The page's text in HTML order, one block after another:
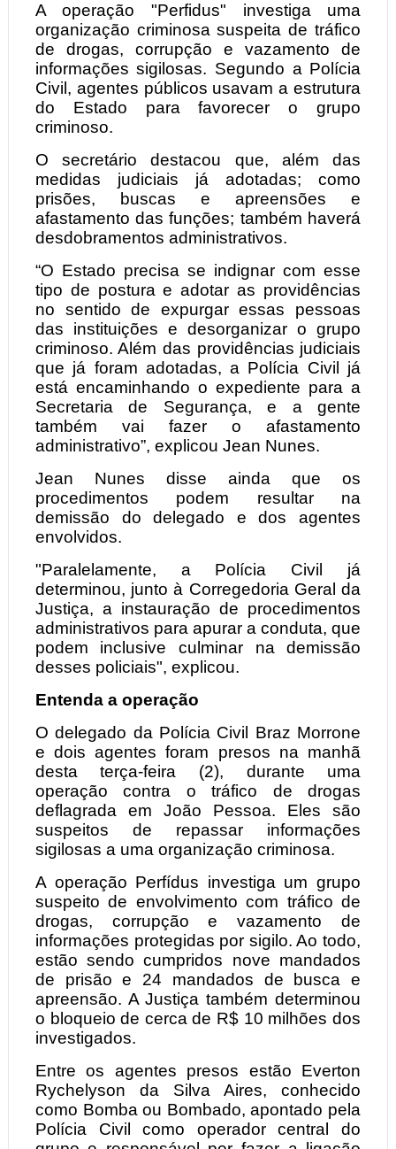
A operação "Perfidus" investiga uma
organização criminosa suspeita de tráfico
de drogas, corrupção e vazamento de
informações sigilosas. Segundo a Polícia
Civil, agentes públicos usavam a estrutura
do Estado para favorecer o grupo
criminoso.
O secretário destacou que, além das
medidas judiciais já adotadas; como
prisões, buscas e apreensões e
afastamento das funções; também haverá
desdobramentos administrativos.
“O Estado precisa se indignar com esse
tipo de postura e adotar as providências
no sentido de expurgar essas pessoas
das instituições e desorganizar o grupo
criminoso. Além das providências judiciais
que já foram adotadas, a Polícia Civil já
está encaminhando o expediente para a
Secretaria de Segurança, e a gente
também vai fazer o afastamento
administrativo”, explicou Jean Nunes.
Jean Nunes disse ainda que os
procedimentos podem resultar na
demissão do delegado e dos agentes
envolvidos.
"Paralelamente, a Polícia Civil já
determinou, junto à Corregedoria Geral da
Justiça, a instauração de procedimentos
administrativos para apurar a conduta, que
podem inclusive culminar na demissão
desses policiais", explicou.
Entenda a operação
O delegado da Polícia Civil Braz Morrone
e dois agentes foram presos na manhã
desta terça-feira (2), durante uma
operação contra o tráfico de drogas
deflagrada em João Pessoa. Eles são
suspeitos de repassar informações
sigilosas a uma organização criminosa.
A operação Perfídus investiga um grupo
suspeito de envolvimento com tráfico de
drogas, corrupção e vazamento de
informações protegidas por sigilo. Ao todo,
estão sendo cumpridos nove mandados
de prisão e 24 mandados de busca e
apreensão. A Justiça também determinou
o bloqueio de cerca de R$ 10 milhões dos
investigados.
Entre os agentes presos estão Everton
Rychelyson da Silva Aires, conhecido
como Bomba ou Bombado, apontado pela
Polícia Civil como operador central do